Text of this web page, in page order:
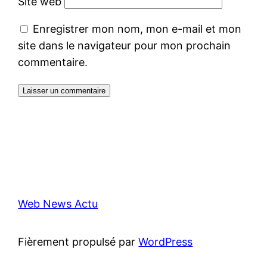
Enregistrer mon nom, mon e-mail et mon
site dans le navigateur pour mon prochain
commentaire.
Web News Actu
Fièrement propulsé parWordPress